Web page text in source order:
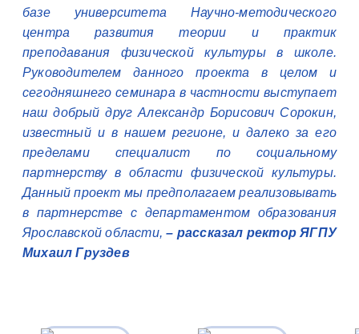
базе университета Научно-методического
центра развития теории и практик
преподавания физической культуры в школе.
Руководителем данного проекта в целом и
сегодняшнего семинара в частности выступает
наш добрый друг Александр Борисович Сорокин,
известный и в нашем регионе, и далеко за его
пределами специалист по социальному
партнерству в области физической культуры.
Данный проект мы предполагаем реализовывать
в партнерстве с департаментом образования
Ярославской области, – рассказал ректор ЯГПУ
Михаил Груздев